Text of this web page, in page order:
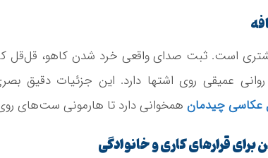
است. ثبت صدای واقعی خرد شدن کاهو، قل‌قل
عمیقی روی اشتها دارد. این جزئیات دقیق
عکاسی چیدمان همخوانی دارد تا هارمونی ست‌های
قرارهای کاری و خانوادگی